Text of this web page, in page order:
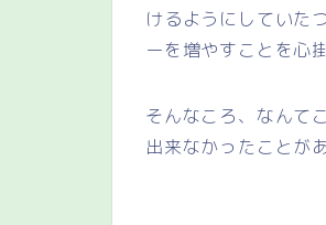
けるようにしていた
ーを増やすことを心
そんなころ、なんて
出来なかったことが